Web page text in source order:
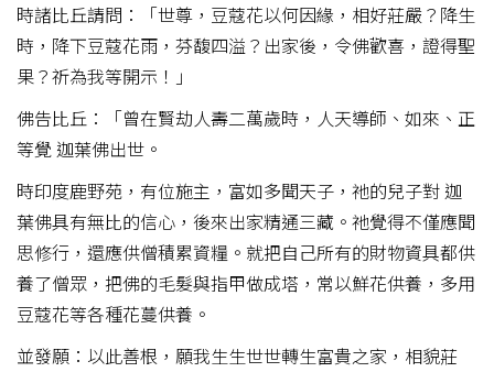
時諸比丘請問：「世尊，豆蔻花以何因緣，相好莊嚴？降生
時，降下豆蔻花雨，芬馥四溢？出家後，令佛歡喜，證得聖
果？祈為我等開示！」
佛告比丘：「曾在賢劫人壽二萬歲時，人天導師、如來、正
等覺 迦葉佛出世。
時印度鹿野苑，有位施主，富如多聞天子，祂的兒子對 迦
葉佛具有無比的信心，後來出家精通三藏。祂覺得不僅應聞
思修行，還應供僧積累資糧。就把自己所有的財物資具都供
養了僧眾，把佛的毛髮與指甲做成塔，常以鮮花供養，多用
豆蔻花等各種花蔓供養。
並發願：以此善根，願我生生世世轉生富貴之家，相貌莊